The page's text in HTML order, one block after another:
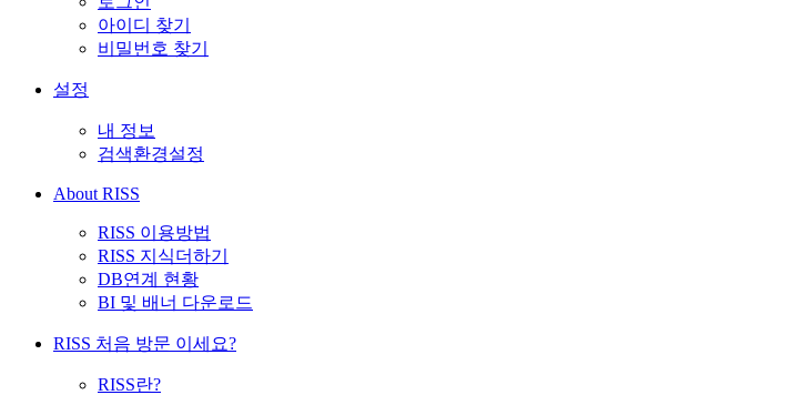
아이디 찾기
비밀번호 찾기
설정
내 정보
검색환경설정
About RISS
RISS 이용방법
RISS 지식더하기
DB연계 현황
BI 및 배너 다운로드
RISS 처음 방문 이세요?
RISS란?